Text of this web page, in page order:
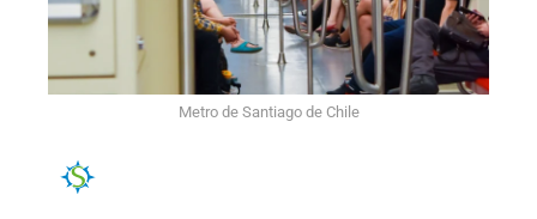
Metro de Santiago de Chile